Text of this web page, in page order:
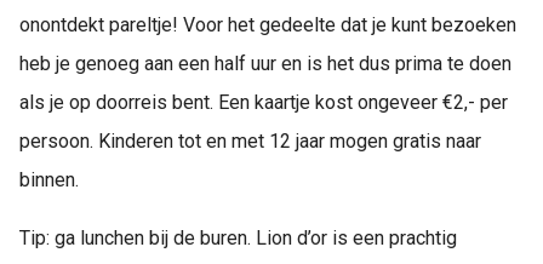
onontdekt pareltje! Voor het gedeelte dat je kunt bezoeken
heb je genoeg aan een half uur en is het dus prima te doen
als je op doorreis bent. Een kaartje kost ongeveer €2,- per
persoon. Kinderen tot en met 12 jaar mogen gratis naar
binnen.
Tip: ga lunchen bij de buren. Lion d’or is een prachtig